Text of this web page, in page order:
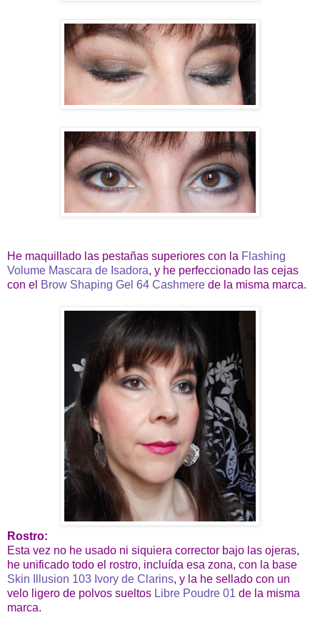
He maquillado las pestañas superiores con la Flashing
Volume Mascara de Isadora, y he perfeccionado las cejas
con el Brow Shaping Gel 64 Cashmere de la misma marca.
Rostro:
Esta vez no he usado ni siquiera corrector bajo las ojeras,
he unificado todo el rostro, incluída esa zona, con la base
Skin Illusion 103 Ivory de Clarins, y la he sellado con un
velo ligero de polvos sueltos Libre Poudre 01 de la misma
marca.